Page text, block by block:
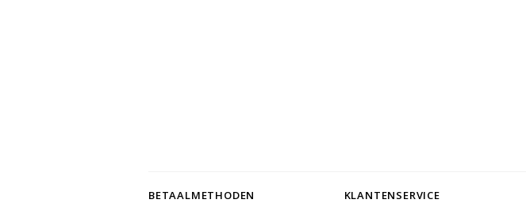
BETAALMETHODEN KLANTENSERVICE